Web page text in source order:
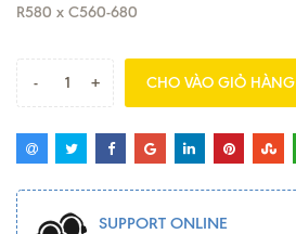
R580 x C560-680
- + CHO VÀO GIỎ HÀNG
SUPPORT ONLINE